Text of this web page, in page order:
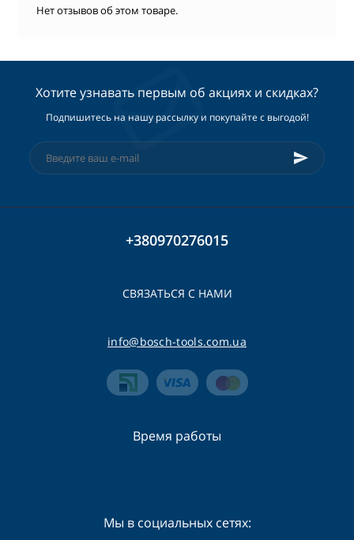
Нет отзывов об этом товаре.
Хотите узнавать первым об акциях и скидках?
Подпишитесь на нашу рассылку и покупайте с выгодой!
+380970276015
СВЯЗАТЬСЯ С НАМИ
info@bosch-tools.com.ua
Время работы
Мы в социальных сетях: